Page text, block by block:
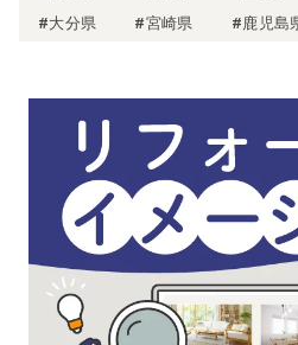
#大分県
#宮崎県 #鹿児島